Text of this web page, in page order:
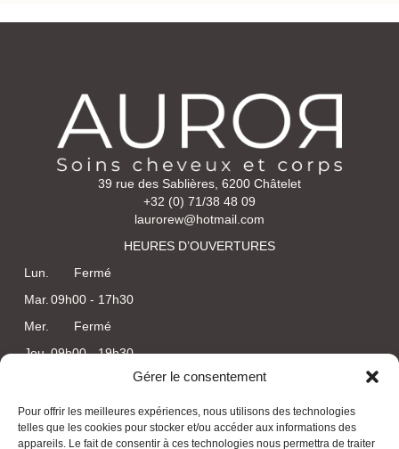
Gérer le consentement
Pour offrir les meilleures expériences, nous utilisons des technologies
telles que les cookies pour stocker et/ou accéder aux informations des
appareils. Le fait de consentir à ces technologies nous permettra de traiter
39 rue des Sablières, 6200 Châtelet
+32 (0) 71/38 48 09
laurorew@hotmail.com
HEURES D’OUVERTURES
Lun.
Mar.
Mer.
Jeu.
Sam.
Dim.
Fermé
09h00 - 17h30
Fermé
09h00 - 19h30
08h30 - 17h30
08h00 - 17h30
Fermé